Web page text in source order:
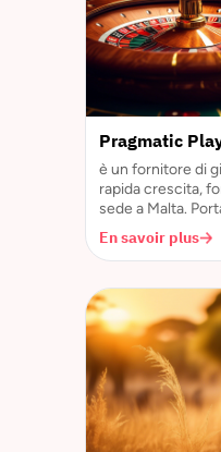
Pragmatic
è un fornitore di
rapida crescita,
sede a Malta.
En savoir plus